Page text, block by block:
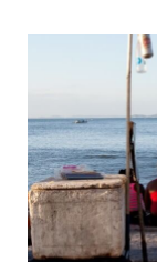
© Baptiste Briand